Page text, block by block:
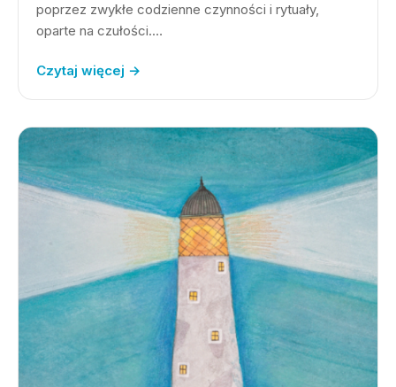
poprzez zwykłe codzienne czynności i rytuały,
oparte na czułości.…
Czytaj więcej →